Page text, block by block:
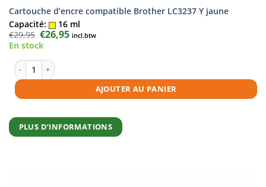
Cartouche d’encre compatible Brother LC3237 Y jaune
Capacité:
16 ml
€29,95 Le
prix
initial
€29,95.
€26,95Le
prix
incl.btw
En stock
quantité de Cartouche d'encre compatible Brother LC3237 Y jaune
AJOUTER AU PANIER
PLUS D’INFORMATIONS